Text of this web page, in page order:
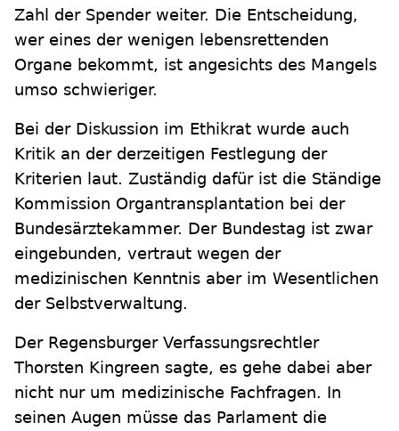
Zahl der Spender weiter. Die Entscheidung,
wer eines der wenigen lebensrettenden
Organe bekommt, ist angesichts des Mangels
umso schwieriger.
Bei der Diskussion im Ethikrat wurde auch
Kritik an der derzeitigen Festlegung der
Kriterien laut. Zuständig dafür ist die Ständige
Kommission Organtransplantation bei der
Bundesärztekammer. Der Bundestag ist zwar
eingebunden, vertraut wegen der
medizinischen Kenntnis aber im Wesentlichen
der Selbstverwaltung.
Der Regensburger Verfassungsrechtler
Thorsten Kingreen sagte, es gehe dabei aber
nicht nur um medizinische Fachfragen. In
seinen Augen müsse das Parlament die